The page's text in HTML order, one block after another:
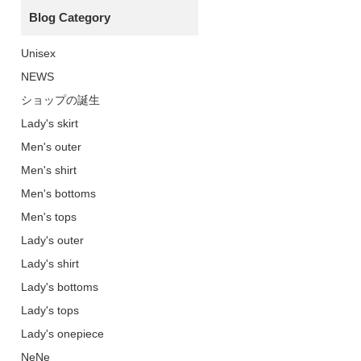
Blog Category
Unisex
NEWS
ショップの誕生
Lady's skirt
Men's outer
Men's shirt
Men's bottoms
Men's tops
Lady's outer
Lady's shirt
Lady's bottoms
Lady's tops
Lady's onepiece
NeNe